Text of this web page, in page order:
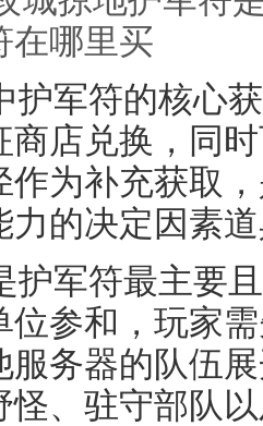
在哪里买
护军符的核心
商店兑换，同
作为补充获取
力的决定因素
护军符最主要
位参和，玩家
服务器的队伍
怪、驻守部队